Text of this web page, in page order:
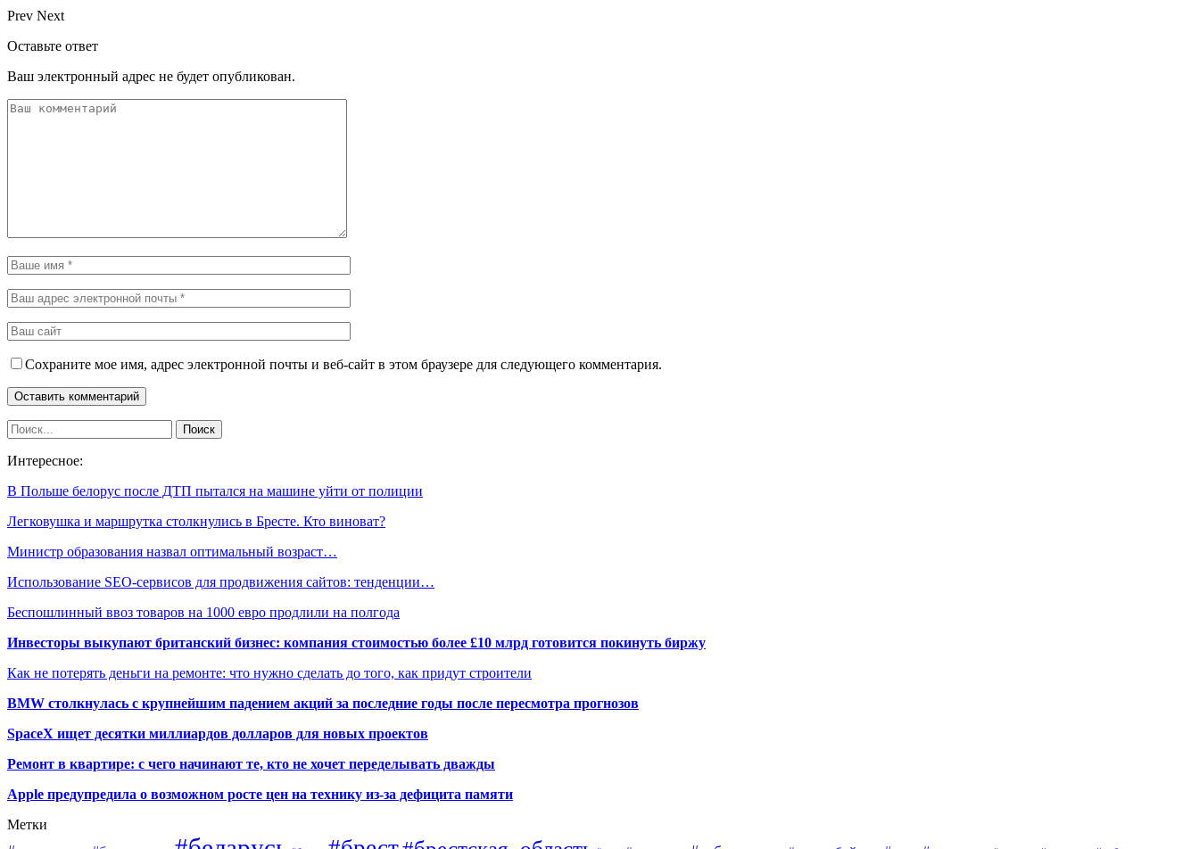
Prev Next
Оставьте ответ
Ваш электронный адрес не будет опубликован.
Сохраните мое имя, адрес электронной почты и веб-сайт в этом браузере для следующего комментария.
Интересное:
В Польше белорус после ДТП пытался на машине уйти от полиции
Легковушка и маршрутка столкнулись в Бресте. Кто виноват?
Министр образования назвал оптимальный возраст…
Использование SEO-сервисов для продвижения сайтов: тенденции…
Беспошлинный ввоз товаров на 1000 евро продлили на полгода
Инвесторы выкупают британский бизнес: компания стоимостью более £10 млрд готовится покинуть биржу
Как не потерять деньги на ремонте: что нужно сделать до того, как придут строители
BMW столкнулась с крупнейшим падением акций за последние годы после пересмотра прогнозов
SpaceX ищет десятки миллиардов долларов для новых проектов
Ремонт в квартире: с чего начинают те, кто не хочет переделывать дважды
Apple предупредила о возможном росте цен на технику из-за дефицита памяти
Метки